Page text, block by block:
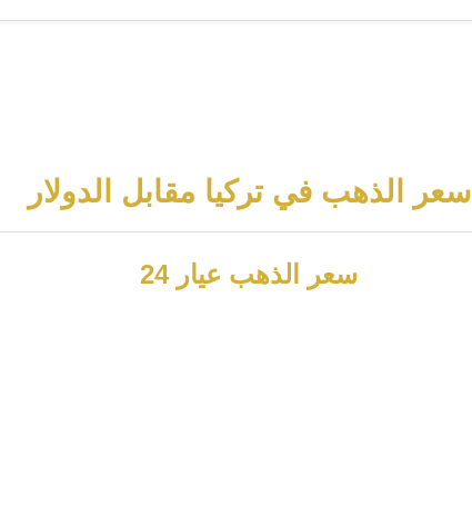
سعر الذهب في تركيا مقابل الدولار
سعر الذهب عيار 24